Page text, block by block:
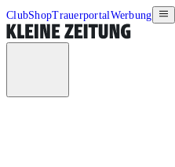
ClubShopTrauerportalWerbung